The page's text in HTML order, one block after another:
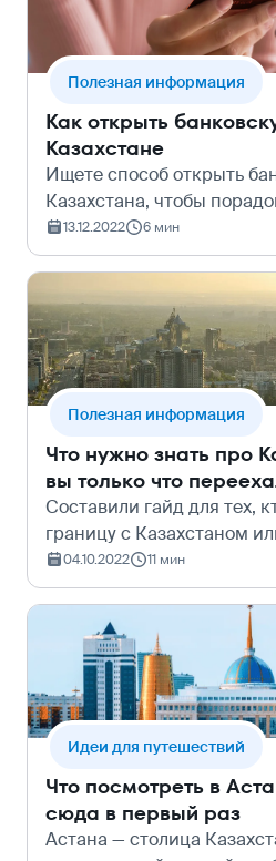
Полезная информация
Как открыть
Казахстане
Ищете способ открыть
Казахстана, чтобы
покупками из-за рубежа?
покупать билеты и
получить к…
13.12.2022 6 мин
Полезная информация
Что нужно знать про
вы только что
собираетесь
Составили гайд для тех,
границу с Казахстаном
сделает. В нём: про
документов, ментальные
юга, а также явки,
04.10.2022 11 мин
Идеи для путешествий
Что посмотреть в
сюда в первый раз
Астана — столица